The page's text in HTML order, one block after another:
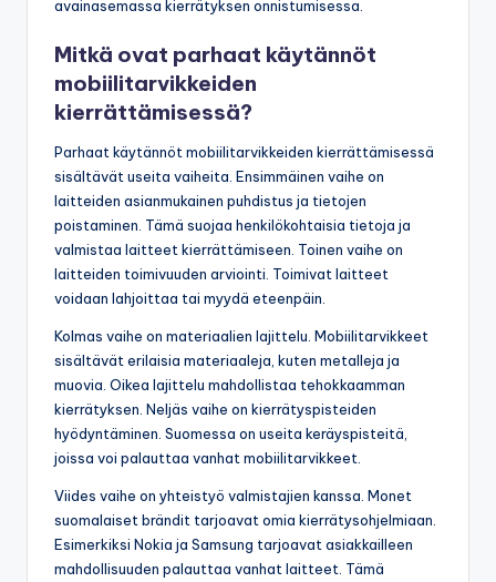
avainasemassa kierrätyksen onnistumisessa.
Mitkä ovat parhaat käytännöt
mobiilitarvikkeiden
kierrättämisessä?
Parhaat käytännöt mobiilitarvikkeiden kierrättämisessä
sisältävät useita vaiheita. Ensimmäinen vaihe on
laitteiden asianmukainen puhdistus ja tietojen
poistaminen. Tämä suojaa henkilökohtaisia tietoja ja
valmistaa laitteet kierrättämiseen. Toinen vaihe on
laitteiden toimivuuden arviointi. Toimivat laitteet
voidaan lahjoittaa tai myydä eteenpäin.
Kolmas vaihe on materiaalien lajittelu. Mobiilitarvikkeet
sisältävät erilaisia materiaaleja, kuten metalleja ja
muovia. Oikea lajittelu mahdollistaa tehokkaamman
kierrätyksen. Neljäs vaihe on kierrätyspisteiden
hyödyntäminen. Suomessa on useita keräyspisteitä,
joissa voi palauttaa vanhat mobiilitarvikkeet.
Viides vaihe on yhteistyö valmistajien kanssa. Monet
suomalaiset brändit tarjoavat omia kierrätysohjelmiaan.
Esimerkiksi Nokia ja Samsung tarjoavat asiakkailleen
mahdollisuuden palauttaa vanhat laitteet. Tämä